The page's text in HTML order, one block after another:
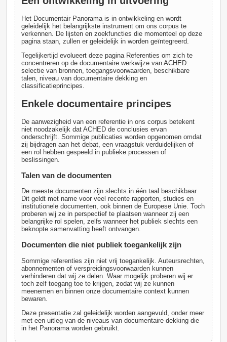
Het Documentair Panorama is in ontwikkeling en wordt
geleidelijk het belangrijkste instrument om ons corpus te
verkennen. De lijsten en zoekfuncties die momenteel op deze
pagina staan, zullen er geleidelijk in worden geïntegreerd.
Tegelijkertijd evolueert deze pagina Referenties om zich te
concentreren op de documentaire werkwijze van ACHED:
selectie van bronnen, toegangsvoorwaarden, beschikbare
talen, niveau van documentaire dekking en
classificatieprincipes.
Enkele documentaire principes
De aanwezigheid van een referentie in ons corpus betekent
niet noodzakelijk dat ACHED de conclusies ervan
onderschrijft. Sommige publicaties worden opgenomen omdat
zij bijdragen aan het debat, een vraagstuk verduidelijken of
een rol hebben gespeeld in publieke processen of
beslissingen.
Talen van de documenten
De meeste documenten zijn slechts in één taal beschikbaar.
Dit geldt met name voor veel recente rapporten, studies en
institutionele documenten, ook binnen de Europese Unie. Toch
proberen wij ze in perspectief te plaatsen wanneer zij een
belangrijke rol spelen, zelfs wanneer het publiek slechts een
beknopte samenvatting heeft ontvangen.
Documenten die niet publiek toegankelijk zijn
Sommige referenties zijn niet vrij toegankelijk. Auteursrechten,
abonnementen of verspreidingsvoorwaarden kunnen
verhinderen dat wij ze delen. Waar mogelijk proberen wij er
toch zelf toegang toe te krijgen, zodat wij ze kunnen
meenemen en binnen onze documentaire context kunnen
bewaren.
Deze presentatie zal geleidelijk worden aangevuld, onder meer
met een uitleg van de niveaus van documentaire dekking die
in het Panorama worden gebruikt.